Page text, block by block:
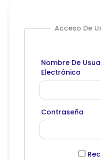
Acceso De
Nombre De
Electrónico
Contraseña